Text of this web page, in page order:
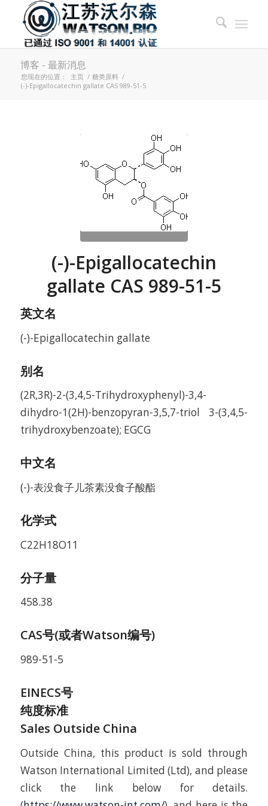
博客 - 最新消息
您现在的位置： 主页 / 糖类原料 /
(-)-Epigallocatechin gallate CAS 989-51-5
(-)-Epigallocatechin
gallate CAS 989-51-5
英文名
(-)-Epigallocatechin gallate
别名
(2R,3R)-2-(3,4,5-Trihydroxyphenyl)-3,4-
dihydro-1(2H)-benzopyran-3,5,7-triol 3-(3,4,5-
trihydroxybenzoate); EGCG
中文名
(-)-表没食子儿茶素没食子酸酯
化学式
C22H18O11
分子量
458.38
CAS号(或者Watson编号)
989-51-5
EINECS号
纯度标准
Sales Outside China
Outside China, this product is sold through
Watson International Limited (Ltd), and please
click the link below for details.